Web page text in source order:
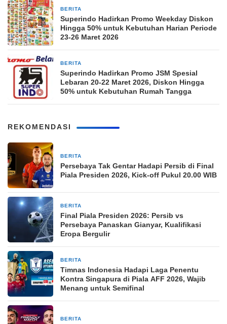
BERITA
Superindo Hadirkan Promo Weekday Diskon
Hingga 50% untuk Kebutuhan Harian Periode
23-26 Maret 2026
BERITA
Superindo Hadirkan Promo JSM Spesial
Lebaran 20-22 Maret 2026, Diskon Hingga
50% untuk Kebutuhan Rumah Tangga
REKOMENDASI
BERITA
Persebaya Tak Gentar Hadapi Persib di Final
Piala Presiden 2026, Kick-off Pukul 20.00 WIB
BERITA
Final Piala Presiden 2026: Persib vs
Persebaya Panaskan Gianyar, Kualifikasi
Eropa Bergulir
BERITA
Timnas Indonesia Hadapi Laga Penentu
Kontra Singapura di Piala AFF 2026, Wajib
Menang untuk Semifinal
BERITA